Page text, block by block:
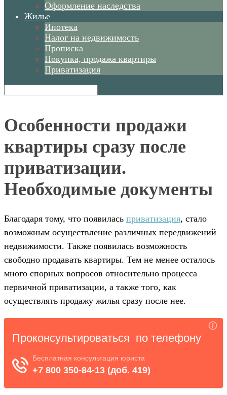
Оформление наследства
Жилье
Ипотека
Налог на недвижимость
Прописка
Покупка, продажа квартиры
Приватизация
Особенности продажи
квартиры сразу после
приватизации.
Необходимые документы
Благодаря тому, что появилась приватизация, стало
возможным осуществление различных передвижений
недвижимости. Также появилась возможность
свободно продавать квартиры. Тем не менее осталось
много спорных вопросов относительно процесса
первичной приватизации, а также того, как
осуществлять продажу жилья сразу после нее.